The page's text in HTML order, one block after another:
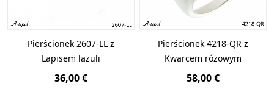
Pierścionek 2607-LL z
Lapisem lazuli
36,00 €
Pierścionek 4218-QR z
Kwarcem różowym
58,00 €